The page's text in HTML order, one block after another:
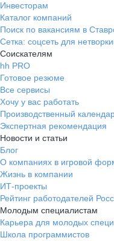
Инвесторам
Каталог компаний
Поиск по вакансиям в
Сетка: соцсеть для
Соискателям
hh PRO
Готовое резюме
Все сервисы
Хочу у вас работать
Производственный
Экспертная рекомендация
Новости и статьи
Блог
О компаниях в игровой
Жизнь в компании
ИТ-проекты
Рейтинг работодателей
Молодым специалистам
Карьера для молодых
Школа программистов